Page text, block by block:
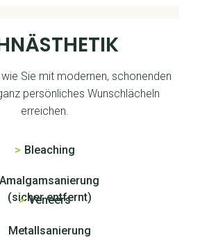
Sie mit modernen, schonenden
persönliches Wunschlächeln
erreichen.
> Bleaching
Amalgamsanierung
(sicher entfernt)
> Veneers
Metallsanierung